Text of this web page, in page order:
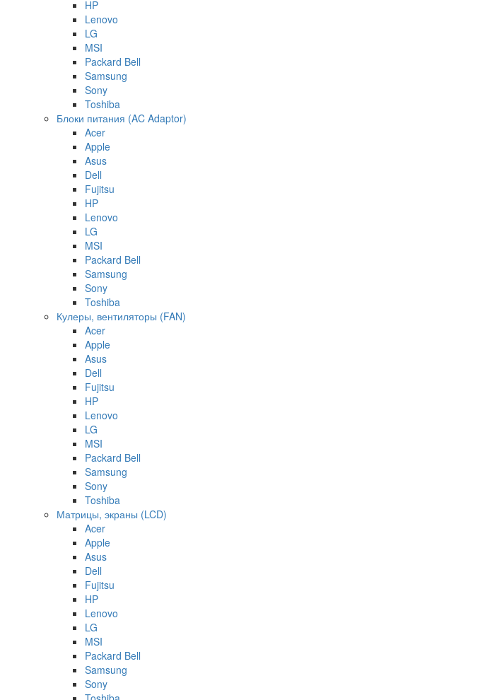
HP
Lenovo
LG
MSI
Packard Bell
Samsung
Sony
Toshiba
Блоки питания (AC Adaptor)
Acer
Apple
Asus
Dell
Fujitsu
HP
Lenovo
LG
MSI
Packard Bell
Samsung
Sony
Toshiba
Кулеры, вентиляторы (FAN)
Acer
Apple
Asus
Dell
Fujitsu
HP
Lenovo
LG
MSI
Packard Bell
Samsung
Sony
Toshiba
Матрицы, экраны (LCD)
Acer
Apple
Asus
Dell
Fujitsu
HP
Lenovo
LG
MSI
Packard Bell
Samsung
Sony